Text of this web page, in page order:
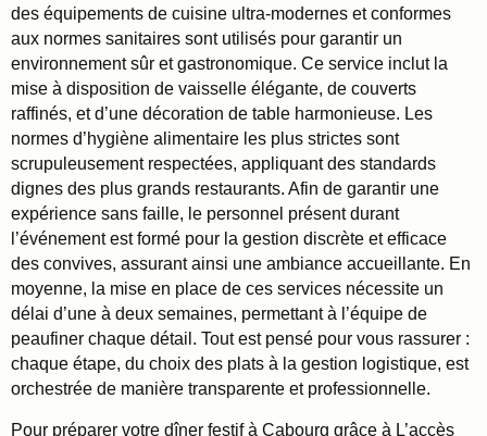
des équipements de cuisine ultra-modernes et conformes
aux normes sanitaires sont utilisés pour garantir un
environnement sûr et gastronomique. Ce service inclut la
mise à disposition de vaisselle élégante, de couverts
raffinés, et d’une décoration de table harmonieuse. Les
normes d’hygiène alimentaire les plus strictes sont
scrupuleusement respectées, appliquant des standards
dignes des plus grands restaurants. Afin de garantir une
expérience sans faille, le personnel présent durant
l’événement est formé pour la gestion discrète et efficace
des convives, assurant ainsi une ambiance accueillante. En
moyenne, la mise en place de ces services nécessite un
délai d’une à deux semaines, permettant à l’équipe de
peaufiner chaque détail. Tout est pensé pour vous rassurer :
chaque étape, du choix des plats à la gestion logistique, est
orchestrée de manière transparente et professionnelle.
Pour préparer votre dîner festif à Cabourg grâce à L’accès